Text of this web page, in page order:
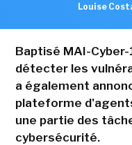
Louise
Baptisé MAI-
détecter les
a également
plateforme
une partie des
cybersécurité.